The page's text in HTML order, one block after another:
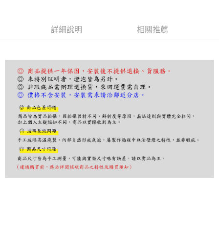
AFTEE先享後付是「在收到商品之後才付款」的支付方式。 讓您購物簡單
３．安心：先確認商品／服務後，再付款。
【「AFTEE先享後付」結帳流程】
１．於結帳方式選擇「AFTEE先享後付」後，將跳轉至「AFTEE先享後付」
２．訂單成立數日內，您將收到繳費通知簡訊。
３．收到繳費通知簡訊後14天內，點擊此簡訊中的連結，可透過四大超商／
ATM／網路銀行／等多元方式進行付款，方視為交易完成。
※ 請注意：結帳手續完成當下不需立刻繳費，但若您需要取消訂單，請聯絡
購買商品的店家。未經商家同意取消之訂單仍視為有效，需透過AFTEE先享
後付繳納相關費用。
※ 交易是否成功請以「AFTEE先享後付 」之結帳頁面顯示為準，若有關於
宅配
每筆NT$180，滿NT$5,000(含以上)免運費
詳細說明 相關推薦